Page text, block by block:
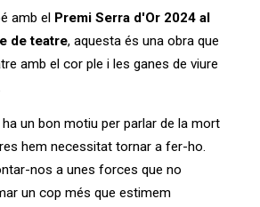
amb el Premi Serra d'Or 2024 al
de teatre, aquesta és una obra que
amb el cor ple i les ganes de viure
un bon motiu per parlar de la mort
hem necessitat tornar a fer-ho.
nos a unes forces que no
un cop més que estimem